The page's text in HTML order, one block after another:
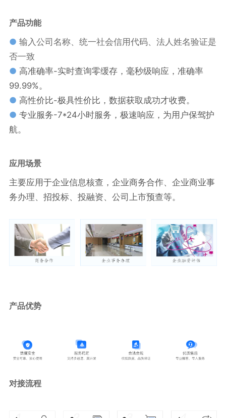
产品功能
● 输入公司名称、统一社会信用代码、法人姓名验证是
否一致
● 高准确率-实时查询零缓存，毫秒级响应，准确率
99.99%。
● 高性价比-极具性价比，数据获取成功才收费。
● 专业服务-7*24小时服务，极速响应，为用户保驾护
航。
应用场景
主要应用于企业信息核查，企业商务合作、企业商业事
务办理、招投标、投融资、公司上市预查等。
产品优势
对接流程